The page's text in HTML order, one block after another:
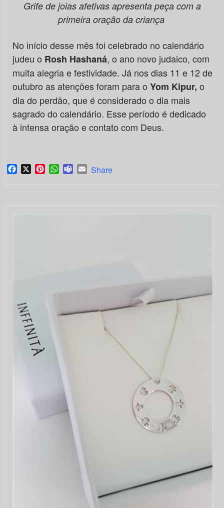
Grife de joias afetivas apresenta peça com a
primeira oração da criança
No início desse mês foi celebrado no calendário
judeu o Rosh Hashaná, o ano novo judaico, com
muita alegria e festividade. Já nos dias 11 e 12 de
outubro as atenções foram para o Yom Kipur, o
dia do perdão, que é considerado o dia mais
sagrado do calendário. Esse período é dedicado
à intensa oração e contato com Deus.
Facebook
X PinterestWhatsApp
TeamsEmail
Share